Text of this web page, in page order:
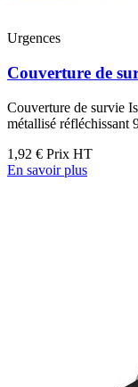
Urgences
Couverture de
Couverture de survie
métallisé réfléchissant
1,92 € Prix HT
En savoir plus